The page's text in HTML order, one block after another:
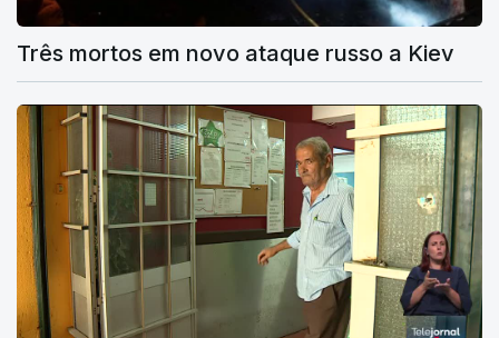
Três mortos em novo ataque russo a Kiev